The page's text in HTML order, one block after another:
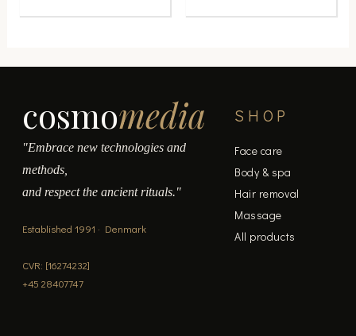
cosmomedia
"Embrace new technologies and
methods,
and respect the ancient rituals."
Established 1991 · Denmark
CVR: [16274232]
+45 28407747
SHOP
Face care
Body & spa
Hair removal
Massage
All products